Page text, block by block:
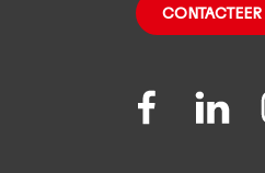
Join
Join
on